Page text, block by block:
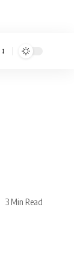
3 Min Read